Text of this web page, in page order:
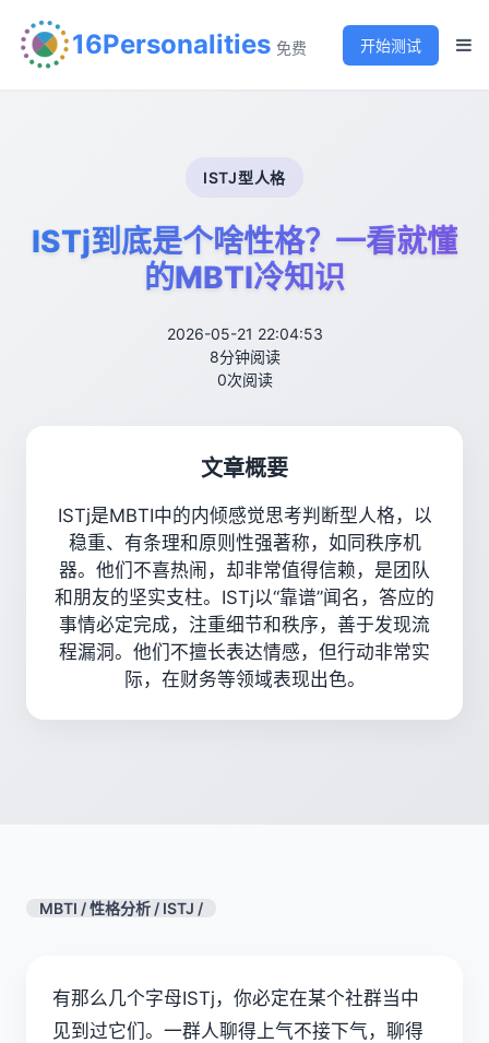
16Personalities 免费 开始测试
ISTJ型人格
ISTj到底是个啥性格？一看就懂
的MBTI冷知识
2026-05-21 22:04:53
8分钟阅读
0次阅读
文章概要
ISTj是MBTI中的内倾感觉思考判断型人格，以
稳重、有条理和原则性强著称，如同秩序机
器。他们不喜热闹，却非常值得信赖，是团队
和朋友的坚实支柱。ISTj以“靠谱”闻名，答应的
事情必定完成，注重细节和秩序，善于发现流
程漏洞。他们不擅长表达情感，但行动非常实
际，在财务等领域表现出色。
MBTI /性格分析 / ISTJ /
有那么几个字母ISTj ，你必定在某个社群当中
见到过它们。一群人聊得上气不接下气，聊得